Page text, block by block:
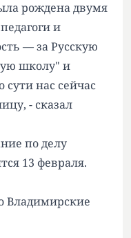
рождена двумя
и
— за Русскую
школу" и
нас сейчас
- сказал
по делу
13 февраля.
Владимирские